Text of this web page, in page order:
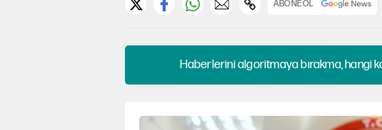
ABONE OL
Haberlerini algoritmaya bırakma, hangi